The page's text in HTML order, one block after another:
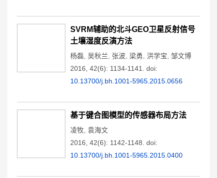
SVRM辅助的北斗GEO卫星反射信号
土壤湿度反演方法
杨磊 吴秋兰 张波 梁勇 洪学宝 邹文博
2016, 42(6): 1134-1141.
doi:
10.13700/j.bh.1001-5965.2015.0656
基于键合图模型的传感器布局方法
凌牧 袁海文
2016, 42(6): 1142-1148. doi:
10.13700/j.bh.1001-5965.2015.0400